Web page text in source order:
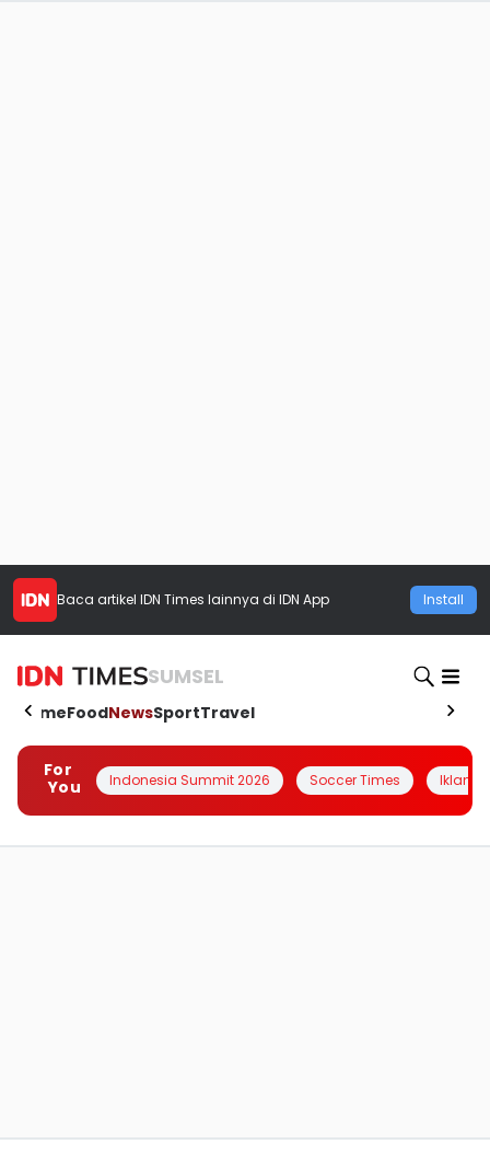
Baca artikel IDN Times lainnya di IDN App Install
SUMSEL
HomeFoodNewsSportTravel
For
You
Indonesia Summit 2026 Soccer Times Iklanin